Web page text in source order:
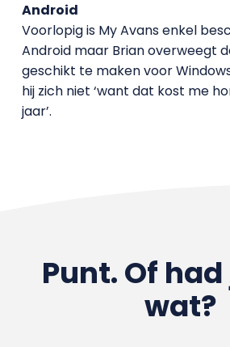
Android
Voorlopig is My Avans enkel
Android maar Brian overweegt
geschikt te maken voor
hij zich niet ‘want dat kost me
jaar’.
Punt. Of
wat?